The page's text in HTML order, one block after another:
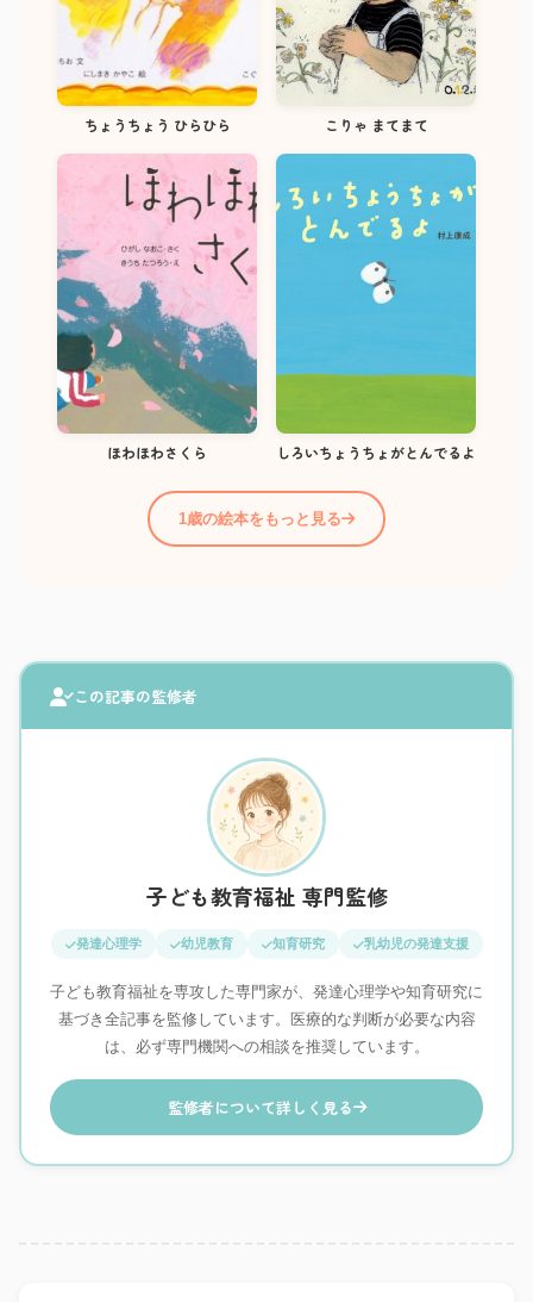
ちょうちょう ひらひら こりゃ まてまて
ほわほわさくら しろいちょうちょがとんでるよ
1歳の絵本をもっと見る
この記事の監修者
子ども教育福祉 専門監修
発達心理学 幼児教育 知育研究 乳幼児の発達支援
子ども教育福祉を専攻した専門家が、発達心理学や知育研究に
基づき全記事を監修しています。医療的な判断が必要な内容
は、必ず専門機関への相談を推奨しています。
監修者について詳しく見る